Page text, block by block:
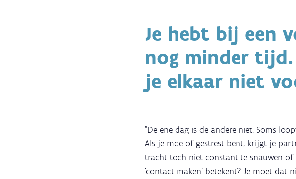
Je hebt bij een
nog minder
je elkaar niet
"De ene dag is de andere niet. Soms
Als je moe of gestrest bent, krijgt je
tracht toch niet constant te snauwen of
‘contact maken’ betekent? Je moet dat